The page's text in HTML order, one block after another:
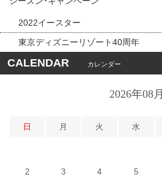
2022イースター
東京ディズニーリゾート40周年
CALENDAR カレンダー
2026年08月
日 月 火 水
2 3 4 5